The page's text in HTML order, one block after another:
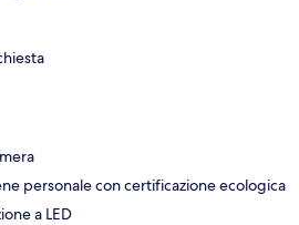
personale con certificazione ecologica
a LED